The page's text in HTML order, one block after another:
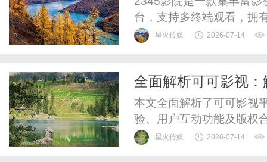
台，支持多终端观看，拥
观影需求。
星火传媒 2026-07-14
全面解析可可影视
讨
本文全面解析了可可影视
验、用户互动功能及版权
台的原因。
星火传媒 2026-07-14